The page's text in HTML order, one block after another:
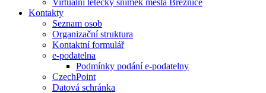
Virtuální letecký snímek města Březnice
Kontakty
Seznam osob
Organizační struktura
Kontaktní formulář
e-podatelna
Podmínky podání e-podatelny
CzechPoint
Datová schránka